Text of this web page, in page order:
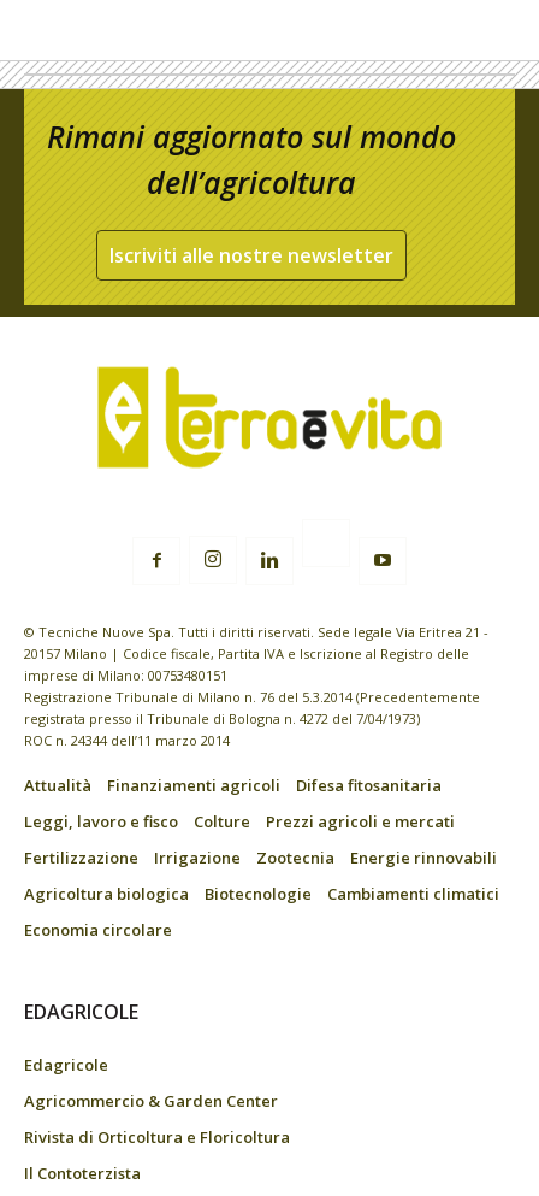
Rimani aggiornato sul mondo
dell’agricoltura
Iscriviti alle nostre newsletter
© Tecniche Nuove Spa. Tutti i diritti riservati. Sede legale Via Eritrea 21 -
20157 Milano | Codice fiscale, Partita IVA e Iscrizione al Registro delle
imprese di Milano: 00753480151
Registrazione Tribunale di Milano n. 76 del 5.3.2014 (Precedentemente
registrata presso il Tribunale di Bologna n. 4272 del 7/04/1973)
ROC n. 24344 dell’11 marzo 2014
Attualità Finanziamenti agricoli
Difesa fitosanitaria
Leggi, lavoro e fisco
Colture
Prezzi agricoli e mercati
Fertilizzazione
Irrigazione Zootecnia
Energie rinnovabili
Agricoltura biologica
Biotecnologie
Cambiamenti climatici
Economia circolare
EDAGRICOLE
Edagricole
Agricommercio & Garden Center
Rivista di Orticoltura e Floricoltura
Il Contoterzista